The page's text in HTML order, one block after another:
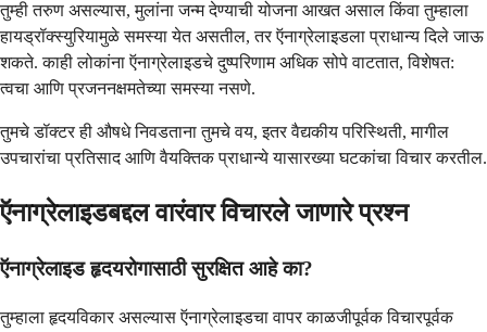
तुम्ही तरुण असल्यास, मुलांना जन्म देण्याची योजना आखत असाल किंवा तुम्हाला
हायड्रॉक्स्युरियामुळे समस्या येत असतील, तर ऍनाग्रेलाइडला प्राधान्य दिले जाऊ
शकते. काही लोकांना ऍनाग्रेलाइडचे दुष्परिणाम अधिक सोपे वाटतात, विशेषत:
त्वचा आणि प्रजननक्षमतेच्या समस्या नसणे.
तुमचे डॉक्टर ही औषधे निवडताना तुमचे वय, इतर वैद्यकीय परिस्थिती, मागील
उपचारांचा प्रतिसाद आणि वैयक्तिक प्राधान्ये यासारख्या घटकांचा विचार करतील.
ऍनाग्रेलाइडबद्दल वारंवार विचारले जाणारे प्रश्न
ऍनाग्रेलाइड हृदयरोगासाठी सुरक्षित आहे का?
तुम्हाला हृदयविकार असल्यास ऍनाग्रेलाइडचा वापर काळजीपूर्वक विचारपूर्वक